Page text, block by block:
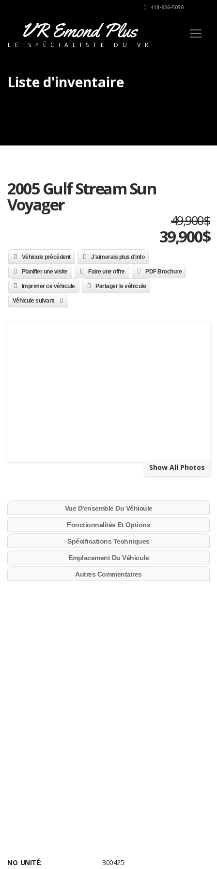
418-836-5050
VR Emond Plus
LE SPÉCIALISTE DU VR
Liste d'inventaire
2005 Gulf Stream Sun
Voyager
49,900$
39,900$
Véhicule précédent J'aimerais plus d'info
Planifier une visite Faire une offre PDF Brochure
Imprimer ce véhicule Partager le véhicule
Véhicule suivant
Show All Photos
Vue D'ensemble Du Véhicule
Fonctionnalités Et Options
Spécifications Techniques
Emplacement Du Véhicule
Autres Commentaires
NO UNITÉ: 300425